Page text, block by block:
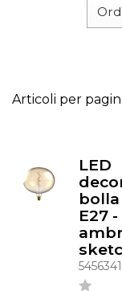
Articoli per
LED
bolla
E27 -
5456341